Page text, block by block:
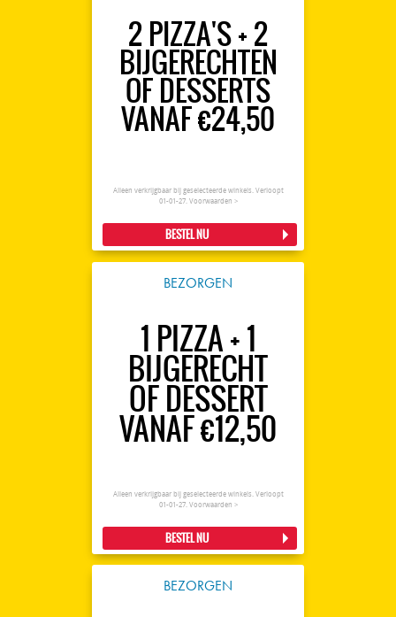
2 PIZZA'S + 2
BIJGERECHTEN
OF DESSERTS
VANAF €24,50
Alleen verkrijgbaar bij geselecteerde winkels. Verloopt
01-01-27. Voorwaarden >
BESTEL NU
BEZORGEN
1 PIZZA + 1
BIJGERECHT
OF DESSERT
VANAF €12,50
Alleen verkrijgbaar bij geselecteerde winkels. Verloopt
01-01-27. Voorwaarden >
BESTEL NU
BEZORGEN